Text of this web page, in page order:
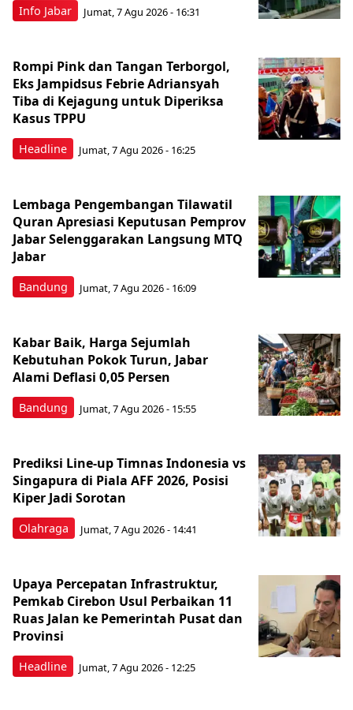
Info Jabar Jumat, 7 Agu 2026 - 16:31
Headline
Rompi Pink dan Tangan Terborgol,
Eks Jampidsus Febrie Adriansyah
Tiba di Kejagung untuk Diperiksa
Kasus TPPU
Jumat, 7 Agu 2026 - 16:25
Bandung
Lembaga Pengembangan Tilawatil
Quran Apresiasi Keputusan Pemprov
Jabar Selenggarakan Langsung MTQ
Jabar
Jumat, 7 Agu 2026 - 16:09
Bandung
Kabar Baik, Harga Sejumlah
Kebutuhan Pokok Turun, Jabar
Alami Deflasi 0,05 Persen
Jumat, 7 Agu 2026 - 15:55
Olahraga
Prediksi Line-up Timnas Indonesia vs
Singapura di Piala AFF 2026, Posisi
Kiper Jadi Sorotan
Jumat, 7 Agu 2026 - 14:41
Headline
Upaya Percepatan Infrastruktur,
Pemkab Cirebon Usul Perbaikan 11
Ruas Jalan ke Pemerintah Pusat dan
Provinsi
Jumat, 7 Agu 2026 - 12:25